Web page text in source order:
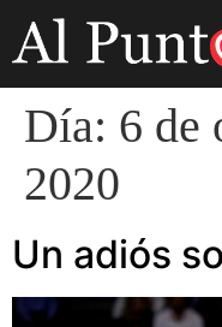
Día: 6 de
2020
Un adiós